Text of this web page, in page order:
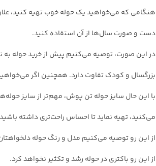
هنگامی که می‌خواهید یک حوله خوب تهیه کنید،
دست و صورت سال‌ها از آن استفاده کنید.
در این صورت، توصیه می‌کنیم پیش از خرید حوله به
بزرگسال و کودک تفاوت دارد. همچنین اگر
با این حال سایز حوله تن پوش، مهم‌تر از سایز
می‌کنید، تهیه نماید تا احساس راحت‌تری داشته
از این رو توصیه می‌کنیم مدل و رنگ حوله
از این رو باکتری در حوله رشد و تکثیر نخواهد کرد.